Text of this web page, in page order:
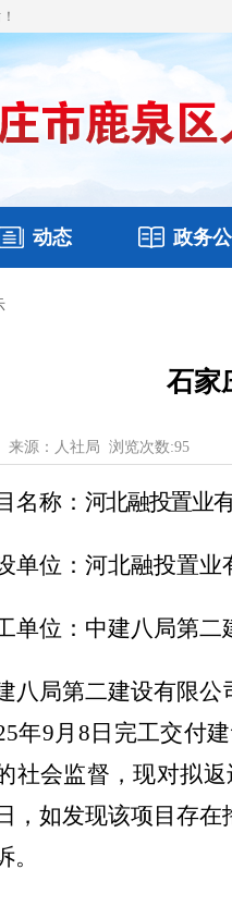
动态 政务
本区文件
石家
来源：人社局 浏览次数:95
名称： 河北融投置业
单位：河北融投置业
单位：中建八局第二
八局第二建设有限公
年9月8日完工交付
社会监督，现对拟
，如发现该项目存
。